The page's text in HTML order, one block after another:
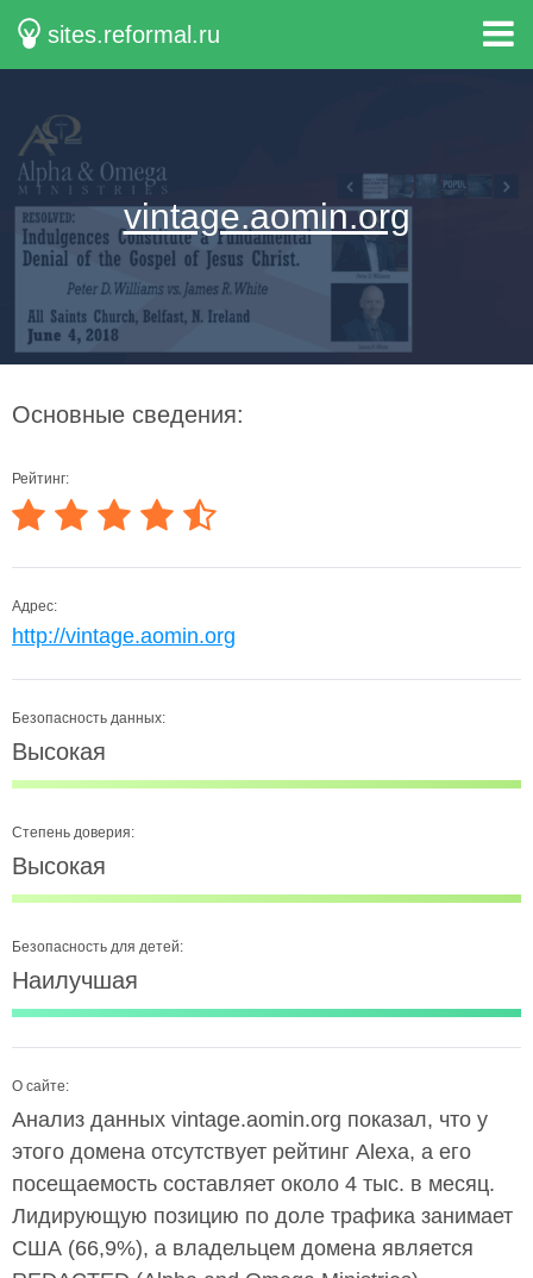
sites.reformal.ru
vintage.aomin.org
Основные сведения:
Рейтинг:
Адрес:
http://vintage.aomin.org
Безопасность данных:
Высокая
Степень доверия:
Высокая
Безопасность для детей:
Наилучшая
О сайте:
Анализ данных vintage.aomin.org показал, что у
этого домена отсутствует рейтинг Alexa, а его
посещаемость составляет около 4 тыс. в месяц.
Лидирующую позицию по доле трафика занимает
США (66,9%), а владельцем домена является